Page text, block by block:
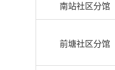
南站社区分馆
前塘社区分馆